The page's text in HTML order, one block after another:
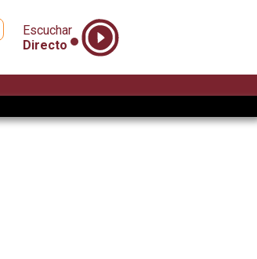
Escuchar
Directo